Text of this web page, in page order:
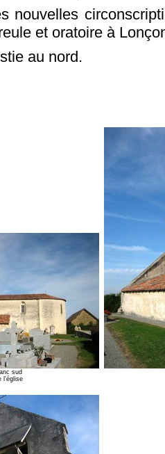
nouvelles
et oratoire à
au nord.
sud
l'église